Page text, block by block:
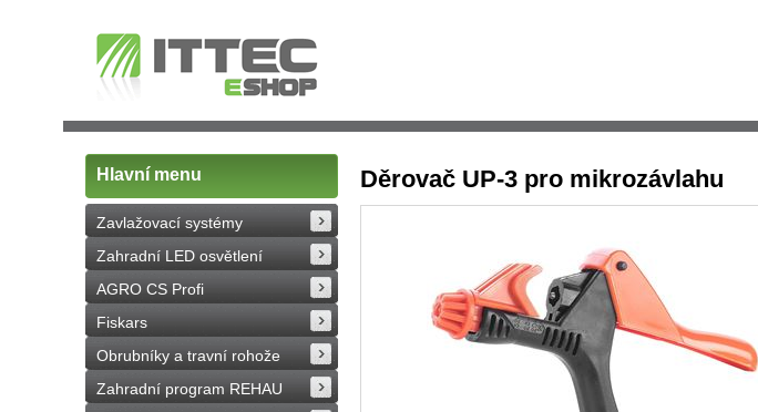
Hlavní menu
Zavlažovací systémy
Zahradní LED osvětlení
AGRO CS Profi
Fiskars
Obrubníky a travní rohože
Zahradní program REHAU
Děrovač UP-3 pro mikrozávlahu